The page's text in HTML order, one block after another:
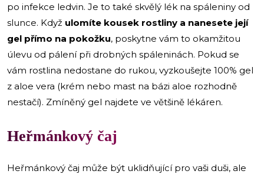
po infekce ledvin. Je to také skvělý lék na spáleniny od
slunce. Když ulomíte kousek rostliny a nanesete její
gel přímo na pokožku, poskytne vám to okamžitou
úlevu od pálení při drobných spáleninách. Pokud se
vám rostlina nedostane do rukou, vyzkoušejte 100% gel
z aloe vera (krém nebo mast na bázi aloe rozhodně
nestačí). Zmíněný gel najdete ve většině lékáren.
Heřmánkový čaj
Heřmánkový čaj může být uklidňující pro vaši duši, ale